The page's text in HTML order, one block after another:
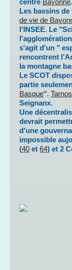
centre Bayonne.
Les bassins de
de vie de
l'INSEE. Le
s'agit d'un "
rencontrent
la montagne
Le SCOT
partie
Basque". Tarnos
Seignanx.
Une
devrait
d'une
impossible
(40 et 64) et 2